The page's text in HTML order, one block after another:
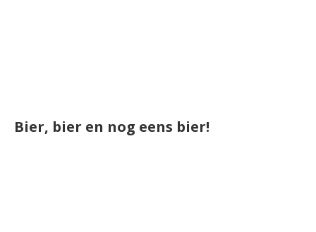
Bier, bier en nog eens bier!